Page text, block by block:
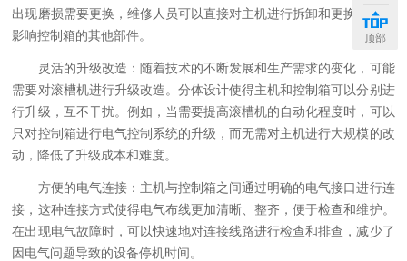
出现磨损需要更换，维修人员可以直接对主机进行拆卸和更换，而不
影响控制箱的其他部件。
灵活的升级改造：随着技术的不断发展和生产需求的变化，可能
需要对滚槽机进行升级改造。分体设计使得主机和控制箱可以分别进
行升级，互不干扰。例如，当需要提高滚槽机的自动化程度时，可以
只对控制箱进行电气控制系统的升级，而无需对主机进行大规模的改
动，降低了升级成本和难度。
方便的电气连接：主机与控制箱之间通过明确的电气接口进行连
接，这种连接方式使得电气布线更加清晰、整齐，便于检查和维护。
在出现电气故障时，可以快速地对连接线路进行检查和排查，减少了
因电气问题导致的设备停机时间。
顶部